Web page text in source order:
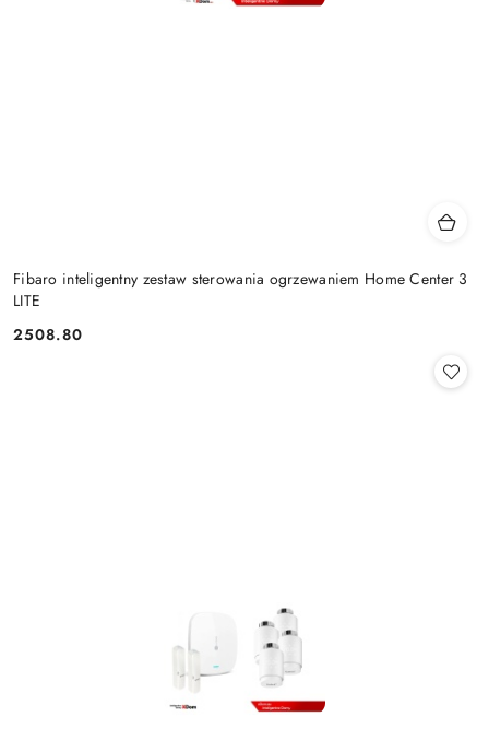
Fibaro inteligentny zestaw sterowania ogrzewaniem Home Center 3
LITE
Cena:
2508.80